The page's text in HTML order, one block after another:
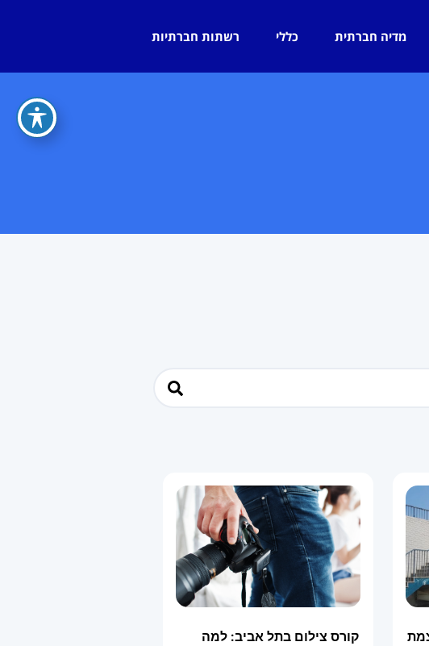
מדיה חברתית כללי רשתות חברתיות
קורס צילום בתל אביב: למה